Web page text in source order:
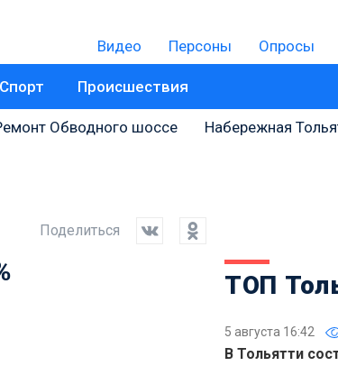
Видео Персоны Опросы
Спорт Происшествия
Обводного шоссе
Набережная
Поделиться
ТОП
5 августа 16:42
В Тольятти